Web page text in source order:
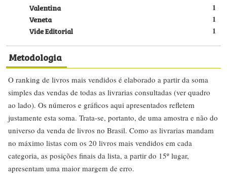
1
Valentina
1
Veneta
1
Vide Editorial
Metodologia
O ranking de livros mais vendidos é elaborado a partir da soma
simples das vendas de todas as livrarias consultadas (ver quadro
ao lado). Os números e gráficos aqui apresentados refletem
justamente esta soma. Trata-se, portanto, de uma amostra e não do
universo da venda de livros no Brasil. Como as livrarias mandam
no máximo listas com os 20 livros mais vendidos em cada
categoria, as posições finais da lista, a partir do 15º lugar,
apresentam uma maior margem de erro.